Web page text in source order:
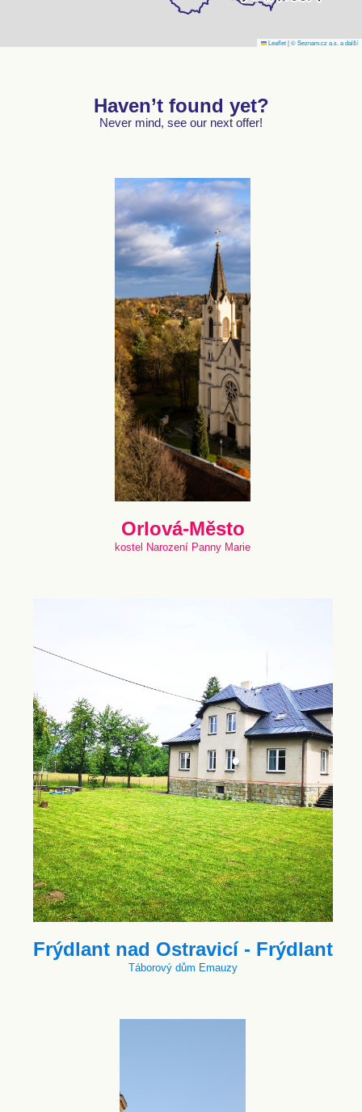
Leaflet|© Seznam.cz a.s. a další
Haven’t found yet?
Never mind, see our next offer!
Orlová-Město
kostel Narození Panny Marie
Frýdlant nad Ostravicí - Frýdlant
Táborový dům Emauzy